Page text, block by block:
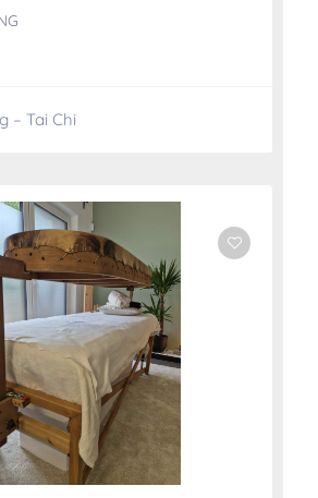
– Tai Chi